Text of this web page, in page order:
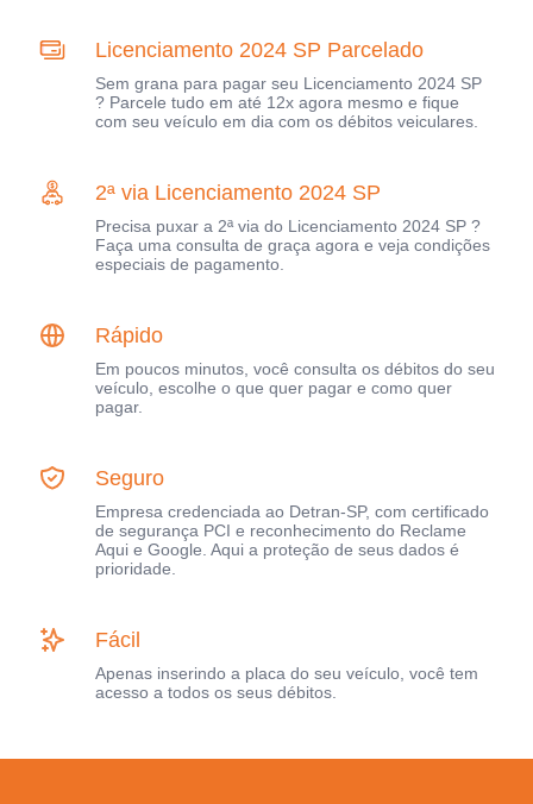
Licenciamento 2024 SP Parcelado
Sem grana para pagar seu Licenciamento 2024 SP
? Parcele tudo em até 12x agora mesmo e fique
com seu veículo em dia com os débitos veiculares.
2ª via Licenciamento 2024 SP
Precisa puxar a 2ª via do Licenciamento 2024 SP ?
Faça uma consulta de graça agora e veja condições
especiais de pagamento.
Rápido
Em poucos minutos, você consulta os débitos do seu
veículo, escolhe o que quer pagar e como quer
pagar.
Seguro
Empresa credenciada ao Detran-SP, com certificado
de segurança PCI e reconhecimento do Reclame
Aqui e Google. Aqui a proteção de seus dados é
prioridade.
Fácil
Apenas inserindo a placa do seu veículo, você tem
acesso a todos os seus débitos.